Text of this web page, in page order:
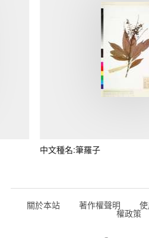
中文種名:筆羅子
關於本站 著作權聲明
權政策